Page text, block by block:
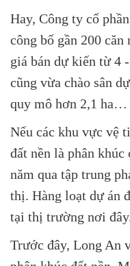
Hay, Công ty cổ
công bố gần 200
giá bán dự kiến từ 4
cũng vừa chào sân
quy mô hơn 2,1 ha…
Nếu các khu vực vệ
đất nền là phân
năm qua tập trung
thị. Hàng loạt dự án
tại thị trường nơi
Trước đây, Long An